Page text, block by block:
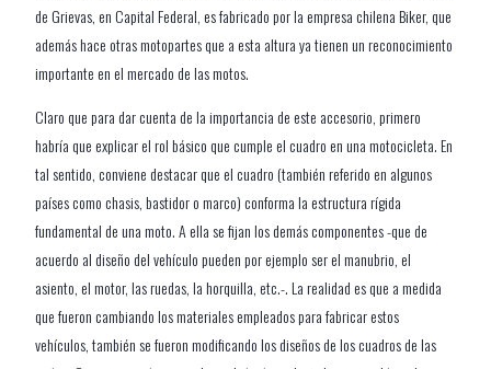
de Grievas, en Capital Federal, es fabricado por la empresa chilena Biker, que
además hace otras motopartes que a esta altura ya tienen un reconocimiento
importante en el mercado de las motos.
Claro que para dar cuenta de la importancia de este accesorio, primero
habría que explicar el rol básico que cumple el cuadro en una motocicleta. En
tal sentido, conviene destacar que el cuadro (también referido en algunos
países como chasis, bastidor o marco) conforma la estructura rígida
fundamental de una moto. A ella se fijan los demás componentes -que de
acuerdo al diseño del vehículo pueden por ejemplo ser el manubrio, el
asiento, el motor, las ruedas, la horquilla, etc.-. La realidad es que a medida
que fueron cambiando los materiales empleados para fabricar estos
vehículos, también se fueron modificando los diseños de los cuadros de las